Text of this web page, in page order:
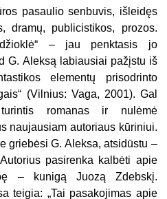
pasaulio senbuvis, išleidęs
dramų, publicistikos, prozos.
– jau penktasis jo
G. Aleksą labiausiai pažįstu iš
elementų prisodrinto
(Vilnius: Vaga, 2001). Gal
romanas ir nulėmė
naujausiam autoriaus kūriniui.
griebėsi G. Aleksa, atsidūstu –
pasirenka kalbėti apie
– kunigą Juozą Zdebskį.
teigia: „Tai pasakojimas apie